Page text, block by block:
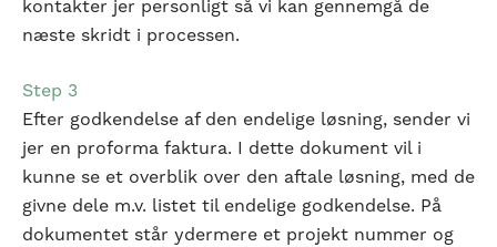
kontakter jer personligt så vi kan gennemgå de
næste skridt i processen.
Step 3
Efter godkendelse af den endelige løsning, sender vi
jer en proforma faktura. I dette dokument vil i
kunne se et overblik over den aftale løsning, med de
givne dele m.v. listet til endelige godkendelse. På
dokumentet står ydermere et projekt nummer og